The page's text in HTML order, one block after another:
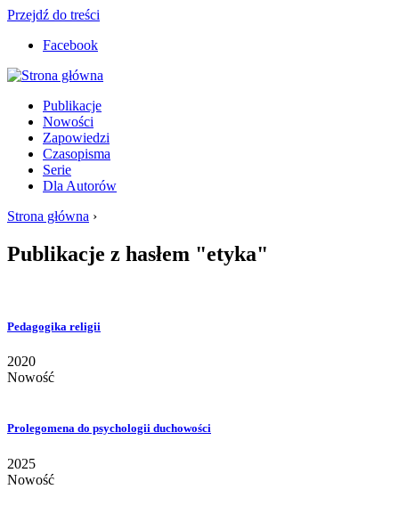
Przejdź do treści
Facebook
Publikacje
Nowości
Zapowiedzi
Czasopisma
Serie
Dla Autorów
Strona główna ›
Publikacje z hasłem "etyka"
Pedagogika religii
2020
Nowość
Prolegomena do psychologii duchowości
2025
Nowość